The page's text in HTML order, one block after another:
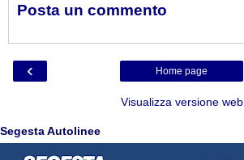
Posta un commento
‹ Home page
Visualizza versione web
Segesta Autolinee